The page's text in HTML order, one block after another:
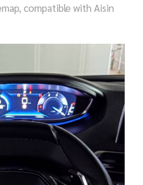
compatible with Aisin